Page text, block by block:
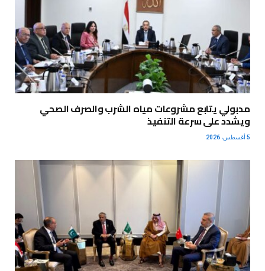
مدبولي يتابع مشروعات مياه الشرب والصرف الصحي
ويشدد على سرعة التنفيذ
5 أغسطس، 2026